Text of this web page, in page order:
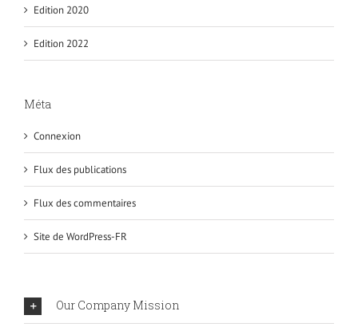
Edition 2020
Edition 2022
Méta
Connexion
Flux des publications
Flux des commentaires
Site de WordPress-FR
Our Company Mission